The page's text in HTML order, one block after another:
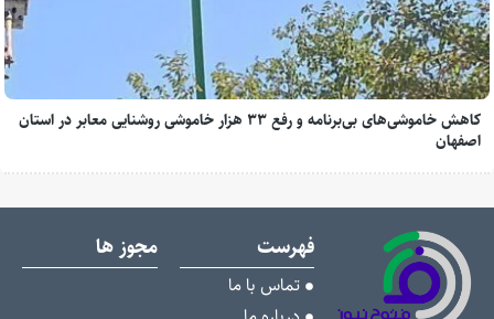
کاهش خاموشی‌های بی‌برنامه و رفع ۳۳ هزار خاموشی روشنایی معابر در استان
اصفهان
فهرست
تماس با ما
مجوز ها